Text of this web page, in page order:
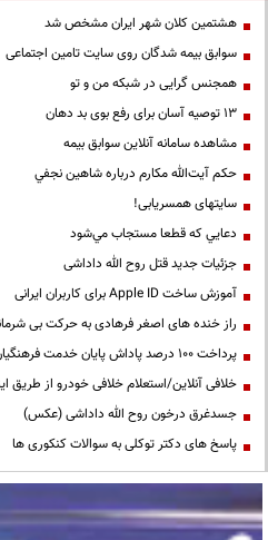
هشتمین کلان شهر ایران مشخص شد
سوابق بیمه شدگان روی سایت تامین اجتماعی
همجنس گرایی در شبکه من و تو
13 توصیه آسان برای رفع بوی بد دهان
مشاهده سامانه آنلاين سوابق بیمه
حكم آيت‌الله مكارم درباره شاهين نجفي
سایتهای همسریابی!
دعايي كه قطعا مستجاب مي‌شود
جزئیات جدید قتل روح الله داداشی
آموزش ساخت Apple ID برای کاربران ایرانی
راز خنده های اصغر فرهادی به حرکت بی
پرداخت ۱۰۰ درصد پاداش پایان خدمت فرهنگیان
خلافی آنلاین/استعلام خلافی خودرو از طریق
جسدغرق درخون روح الله داداشی (عکس)
پاسخ های دکتر توکلی به سوالات کنکوری ها